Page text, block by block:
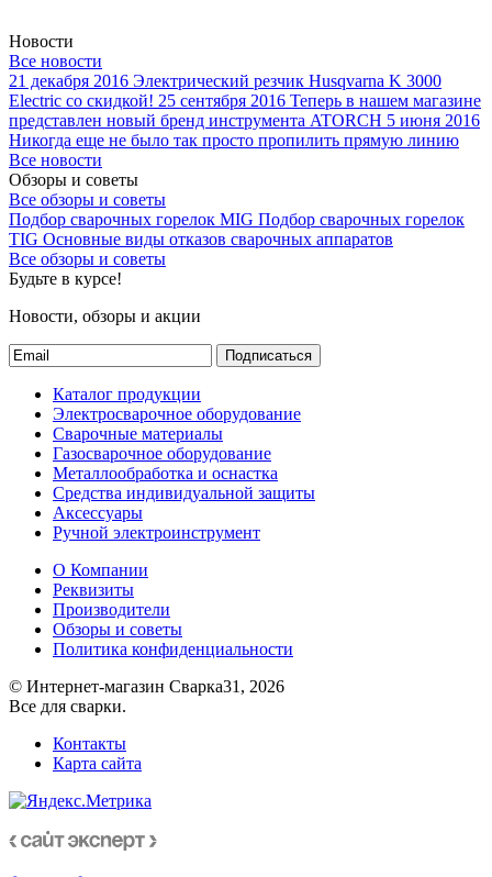
Новости
Все новости
21 декабря 2016 Электрический резчик Husqvarna K 3000
Electric со скидкой! 25 сентября 2016 Теперь в нашем магазине
представлен новый бренд инструмента ATORCH 5 июня 2016
Никогда еще не было так просто пропилить прямую линию
Все новости
Обзоры и советы
Все обзоры и советы
Подбор сварочных горелок MIG Подбор сварочных горелок
TIG Основные виды отказов сварочных аппаратов
Все обзоры и советы
Будьте в курсе!
Новости, обзоры и акции
Подписаться
Каталог продукции
Электросварочное оборудование
Сварочные материалы
Газосварочное оборудование
Металлообработка и оснастка
Средства индивидуальной защиты
Аксессуары
Ручной электроинструмент
О Компании
Реквизиты
Производители
Обзоры и советы
Политика конфиденциальности
© Интернет-магазин Сварка31, 2026
Все для сварки.
Контакты
Карта сайта